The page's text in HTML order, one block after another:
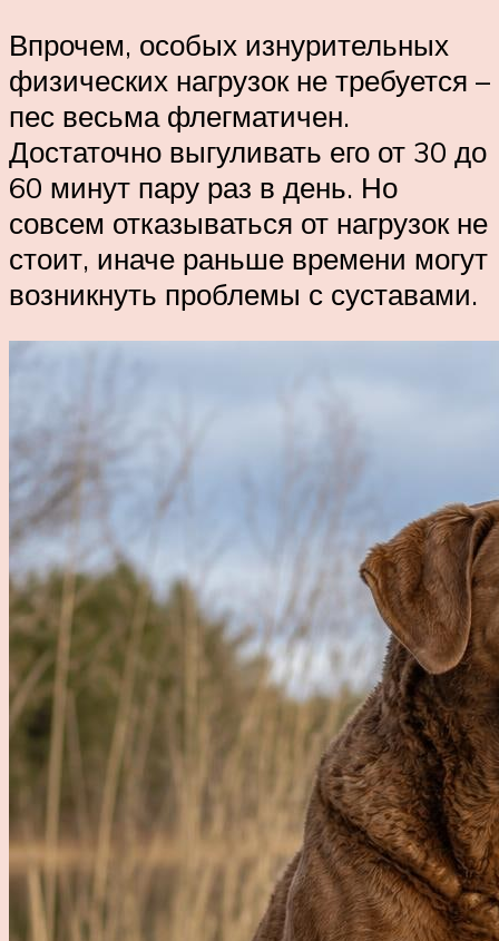
Впрочем, особых изнурительных
физических нагрузок не требуется –
пес весьма флегматичен.
Достаточно выгуливать его от 30 до
60 минут пару раз в день. Но
совсем отказываться от нагрузок не
стоит, иначе раньше времени могут
возникнуть проблемы с суставами.